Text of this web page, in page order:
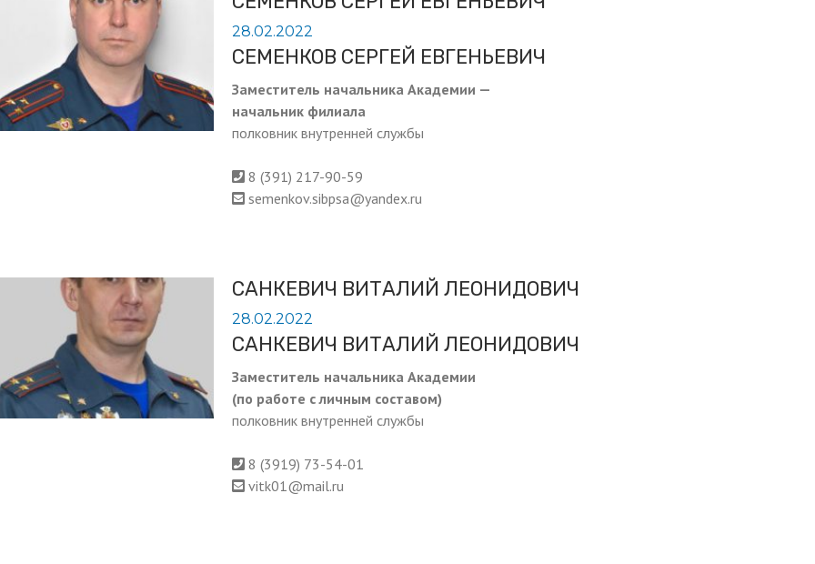
28.02.2022
СЕМЕНКОВ СЕРГЕЙ ЕВГЕНЬЕВИЧ
Заместитель начальника Академии —
начальник филиала
полковник внутренней службы
8 (391) 217-90-59
semenkov.sibpsa@yandex.ru
САНКЕВИЧ ВИТАЛИЙ ЛЕОНИДОВИЧ
28.02.2022
САНКЕВИЧ ВИТАЛИЙ ЛЕОНИДОВИЧ
Заместитель начальника Академии
(по работе с личным составом)
полковник внутренней службы
8 (3919) 73-54-01
vitk01@mail.ru